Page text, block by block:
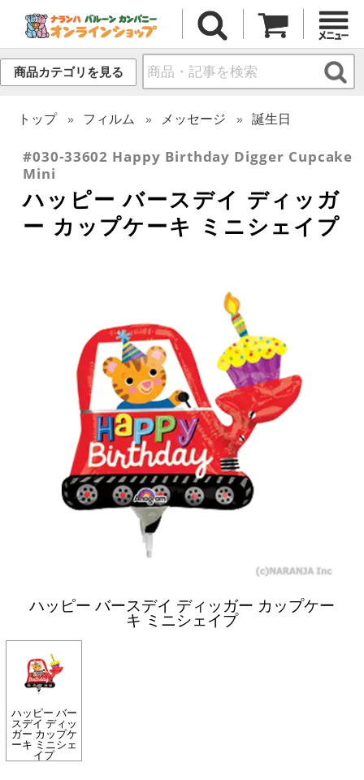
商品カテゴリを見る
トップ フィルム メッセージ 誕生日
#030-33602 Happy Birthday Digger Cupcake
Mini
ハッピー バースデイ ディッガ
ー カップケーキ ミニシェイプ
ハッピー バースデイ ディッガー カップケー
キ ミニシェイプ
ハッピー バー
スデイ ディッ
ガー カップケ
ーキ ミニシェ
イプ